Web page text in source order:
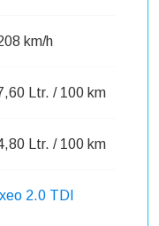
km/h
Ltr. / 100 km
Ltr. / 100 km
2.0 TDI